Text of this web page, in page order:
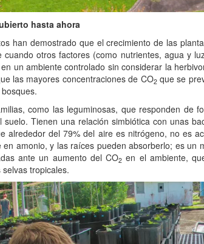
hasta ahora
han demostrado que el crecimiento de las
cuando otros factores (como nutrientes, agua y
un ambiente controlado sin considerar la
las mayores concentraciones de CO2que se
como las leguminosas, que responden de
suelo. Tienen una relación simbiótica con unas
alrededor del 79% del aire es nitrógeno, no es
en amonio, y las raíces pueden absorberlo; es un
ante un aumento del CO2 en el ambiente,
tropicales.